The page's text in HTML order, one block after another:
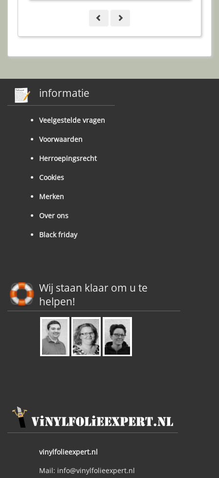
informatie
Veelgestelde vragen
Voorwaarden
Herroepingsrecht
Cookies
Merken
Over ons
Black friday
Wij staan klaar om u te
helpen!
vinylfolieexpert.nl
Mail: info@vinylfolieexpert.nl